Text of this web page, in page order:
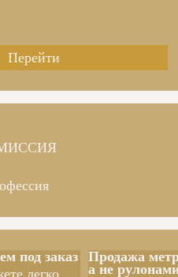
Перейти
под заказ
легко
Продажа
а не